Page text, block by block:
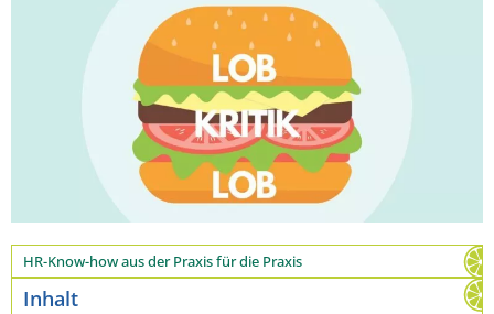
HR-Know-how aus der Praxis für die Praxis
Inhalt